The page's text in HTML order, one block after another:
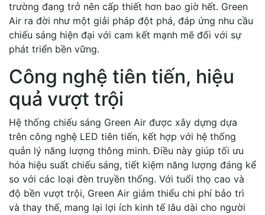
trường đang trở nên cấp thiết hơn bao giờ hết. Green
Air ra đời như một giải pháp đột phá, đáp ứng nhu cầu
chiếu sáng hiện đại với cam kết mạnh mẽ đối với sự
phát triển bền vững.
Công nghệ tiên tiến, hiệu
quả vượt trội
Hệ thống chiếu sáng Green Air được xây dựng dựa
trên công nghệ LED tiên tiến, kết hợp với hệ thống
quản lý năng lượng thông minh. Điều này giúp tối ưu
hóa hiệu suất chiếu sáng, tiết kiệm năng lượng đáng kể
so với các loại đèn truyền thống. Với tuổi thọ cao và
độ bền vượt trội, Green Air giảm thiểu chi phí bảo trì
và thay thế, mang lại lợi ích kinh tế lâu dài cho người